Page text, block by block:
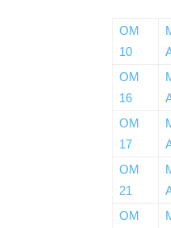
OM
10
OM
16
OM
17
OM
21
OM